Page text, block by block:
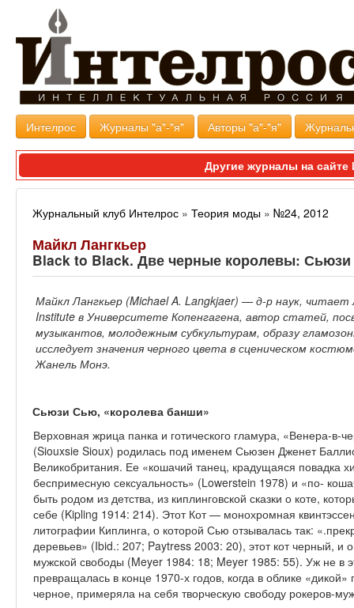
Интелрос Журналы "а"-"я" Авторы "а"-"я"
Другие журналы на
Журнальный клуб Интелрос » Теория моды » №24, 2012
Майкл Лангкьер
Black to Black. Две черные королевы:
Майкл Лангкьер (Michael A. Langkjaer) — д-р наук,
Institute в Университете Копенгагена, автор статей,
музыкантов, молодежным субкультурам, образу
исследует значения черного цвета в сценическом
Жанель Монэ.
Сьюзи Сью, «королева банши»
Верховная жрица панка и готического гламура, «Венера-
(Siouxsie Sioux) родилась под именем Сьюзен Дженет
Великобри­тания. Ее «кошачий танец, крадущаяся повадка
беспримесную сексуальность» (Lowerstein 1978) и «по-
быть родом из детства, из киплинговской сказки о коте,
себе (Kipling 1914: 214). Этот Кот — монохромная
литографии Киплинга, о которой Сью отзывалась так:
деревьев» (Ibid.: 207; Paytress 2003: 20), этот кот черный,
мужской свободы (Meyer 1984: 18; Meyer 1985: 55). Уж не в
превращалась в конце 1970-х годов, когда в облике
черное, примеряла на себя творческую свободу рокеров-